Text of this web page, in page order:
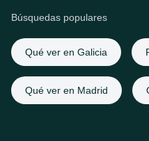
Búsquedas populares
Qué ver en Galicia
Qué ver en Madrid